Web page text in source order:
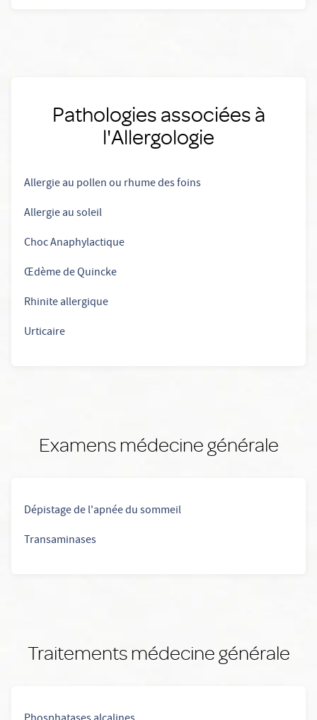
Pathologies associées à
l'Allergologie
Allergie au pollen ou rhume des foins
Allergie au soleil
Choc Anaphylactique
Œdème de Quincke
Rhinite allergique
Urticaire
Examens médecine générale
Dépistage de l'apnée du sommeil
Transaminases
Traitements médecine générale